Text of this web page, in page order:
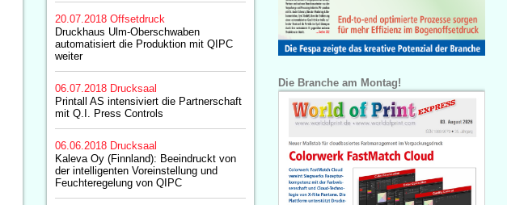
20.07.2018 Offsetdruck
Druckhaus Ulm-Oberschwaben
automatisiert die Produktion mit QIPC
weiter
06.07.2018 Drucksaal
Printall AS intensiviert die Partnerschaft
mit Q.I. Press Controls
06.06.2018 Drucksaal
Kaleva Oy (Finnland): Beeindruckt von
der intelligenten Voreinstellung und
Feuchteregelung von QIPC
Die Branche am Montag!